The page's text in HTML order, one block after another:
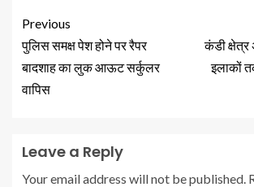
Previous
पुलिस समक्ष पेश होने पर रैपर
बादशाह का लुक आऊट सर्कुलर
वापिस
कंडी
इलाकों
Leave a Reply
Your email address will not be published.